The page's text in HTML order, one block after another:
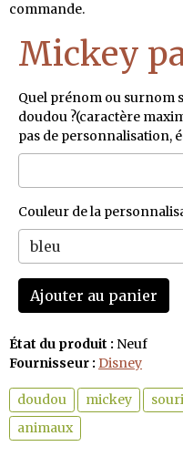
commande.
Mickey
Quel prénom ou surnom
doudou ?(caractère
pas de personnalisation,
Couleur de la
Ajouter au panier
État du produit : Neuf
Fournisseur : Disney
doudou mickey
animaux